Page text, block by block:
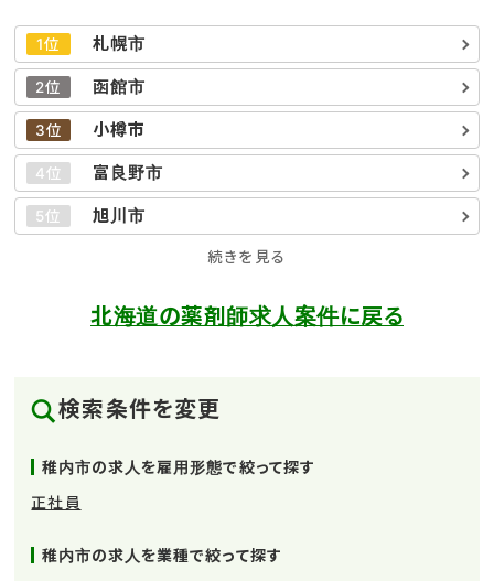
1位 札幌市
2位 函館市
3位 小樽市
4位 富良野市
5位 旭川市
続きを見る
北海道の薬剤師求人案件に戻る
検索条件を変更
稚内市の求人を雇用形態で絞って探す
正社員
稚内市の求人を業種で絞って探す